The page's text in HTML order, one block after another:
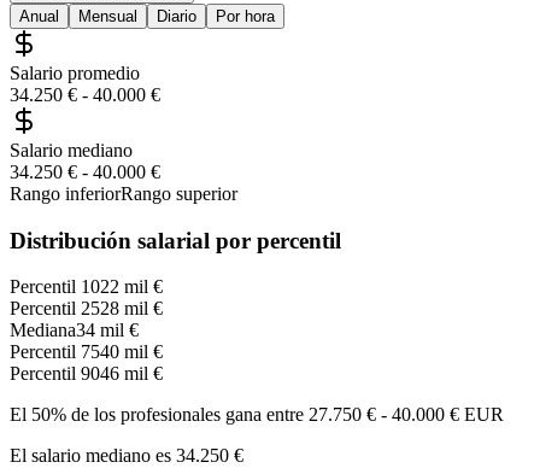
Anual
Mensual Diario Por hora
Salario promedio
34.250 € - 40.000 €
Salario mediano
34.250 € - 40.000 €
Rango inferiorRango superior
Distribución salarial por percentil
Percentil 1022 mil €
Percentil 2528 mil €
Mediana34 mil €
Percentil 7540 mil €
Percentil 9046 mil €
El 50% de los profesionales gana entre 27.750 € - 40.000 € EUR
El salario mediano es 34.250 €